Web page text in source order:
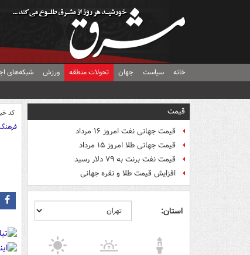
خانه سیاست جهان تحولات منطقه ورزش شبکه‌های
قیمت
قیمت جهانی نفت امروز ۱۶ مرداد
قیمت جهانی طلا امروز ۱۵ مرداد
قیمت نفت برنت به ۷۹ دلار رسید
افزایش قیمت طلا و نقره جهانی
استان:
کد